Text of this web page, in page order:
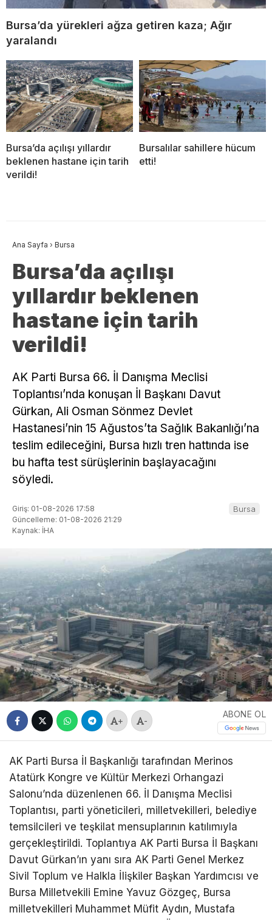
Bursa’da yürekleri ağza getiren kaza; Ağır
yaralandı
​Bursa’da açılışı yıllardır
beklenen hastane için tarih
verildi!
Bursalılar sahillere hücum
etti!
Ana Sayfa › Bursa
​Bursa’da açılışı
yıllardır beklenen
hastane için tarih
verildi!
AK Parti Bursa 66. İl Danışma Meclisi
Toplantısı’nda konuşan İl Başkanı Davut
Gürkan, Ali Osman Sönmez Devlet
Hastanesi’nin 15 Ağustos’ta Sağlık Bakanlığı’na
teslim edileceğini, Bursa hızlı tren hattında ise
bu hafta test sürüşlerinin başlayacağını
söyledi.
Giriş: 01-08-2026 17:58
Güncelleme: 01-08-2026 21:29
Kaynak: İHA
Bursa
+ -
ABONE OL
AK Parti Bursa İl Başkanlığı tarafından Merinos
Atatürk Kongre ve Kültür Merkezi Orhangazi
Salonu’nda düzenlenen 66. İl Danışma Meclisi
Toplantısı, parti yöneticileri, milletvekilleri, belediye
temsilcileri ve teşkilat mensuplarının katılımıyla
gerçekleştirildi. Toplantıya AK Parti Bursa İl Başkanı
Davut Gürkan’ın yanı sıra AK Parti Genel Merkez
Sivil Toplum ve Halkla İlişkiler Başkan Yardımcısı ve
Bursa Milletvekili Emine Yavuz Gözgeç, Bursa
milletvekilleri Muhammet Müfit Aydın, Mustafa